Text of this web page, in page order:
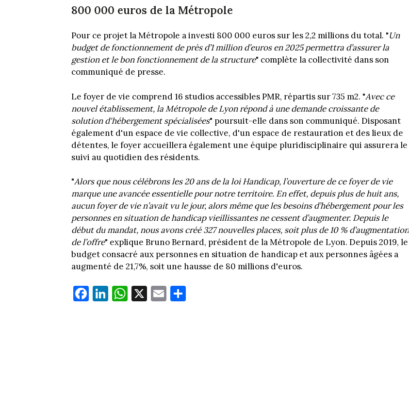
800 000 euros de la Métropole
Pour ce projet la Métropole a investi 800 000 euros sur les 2,2 millions du total. "Un
budget de fonctionnement de près d’1 million d’euros en 2025 permettra d’assurer la
gestion et le bon fonctionnement de la structure" complète la collectivité dans son
communiqué de presse.
Le foyer de vie comprend 16 studios accessibles PMR, répartis sur 735 m2. "Avec ce
nouvel établissement, la Métropole de Lyon répond à une demande croissante de
solution d'hébergement spécialisées" poursuit-elle dans son communiqué. Disposant
également d'un espace de vie collective, d'un espace de restauration et des lieux de
détentes, le foyer accueillera également une équipe pluridisciplinaire qui assurera le
suivi au quotidien des résidents.
"Alors que nous célébrons les 20 ans de la loi Handicap, l’ouverture de ce foyer de vie
marque une avancée essentielle pour notre territoire. En effet, depuis plus de huit ans,
aucun foyer de vie n’avait vu le jour, alors même que les besoins d’hébergement pour les
personnes en situation de handicap vieillissantes ne cessent d’augmenter. Depuis le
début du mandat, nous avons créé 327 nouvelles places, soit plus de 10 % d’augmentation
de l’offre" explique Bruno Bernard, président de la Métropole de Lyon. Depuis 2019, le
budget consacré aux personnes en situation de handicap et aux personnes âgées a
augmenté de 21,7%, soit une hausse de 80 millions d'euros.
Fa
ce
Li
nk
W
ha
X E
m